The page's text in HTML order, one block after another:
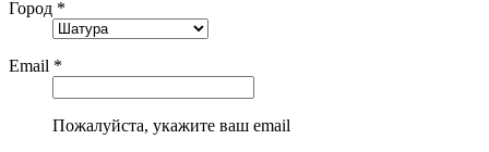
Город *
Email *
Пожалуйста, укажите ваш email